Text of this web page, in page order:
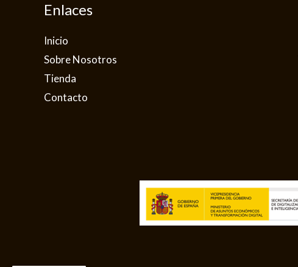
Enlaces
Inicio
Sobre Nosotros
Tienda
Contacto